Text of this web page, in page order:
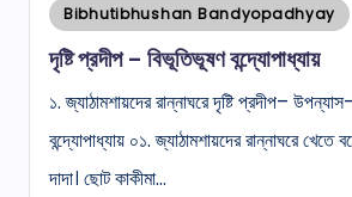
Posted
Bibhutibhushan Bandyopadhyay
দৃষ্টি প্রদীপ – বিভূতিভূষণ বন্দ্যোপাধ্যায়
১. জ্যাঠামশায়দের রান্নাঘরে দৃষ্টি প্রদীপ–
বন্দ্যোপাধ্যায় ০১. জ্যাঠামশায়দের রান্নাঘরে
দাদা। ছোট কাকীমা…